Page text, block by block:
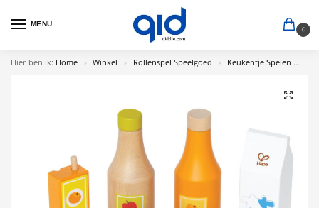
MENU
0
Hier ben ik: Home » Winkel » Rollenspel Speelgoed » Keukentje Spelen